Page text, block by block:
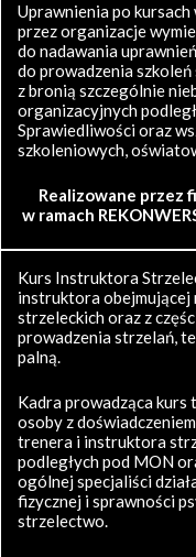
Uprawnienia po
przez organizacje
do nadawania
do prowadzenia
z bronią szczególnie
organizacyjnych
Sprawiedliwości oraz
szkoleniowych,
Realizowane przez
w ramach
Kurs Instruktora
instruktora obejmującej
strzeleckich oraz z
prowadzenia strzelań,
palną.
Kadra prowadząca kurs
osoby z
trenera i instruktora
podległych pod MON
ogólnej specjaliści
fizycznej i sprawności
strzelectwo.